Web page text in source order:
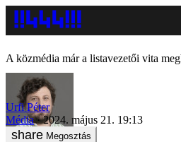
A közmédia már a listavezetői vita
Urfi Péter
Média
2024. május 21. 19:13
Megosztás